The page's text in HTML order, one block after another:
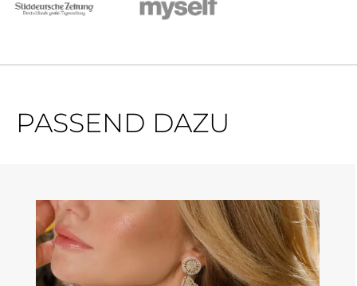
PASSEND DAZU